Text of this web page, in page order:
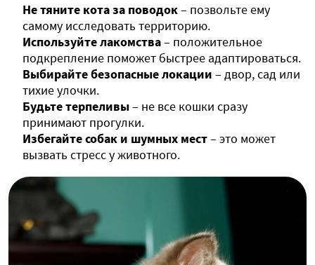
Не тяните кота за поводок– позвольте ему
самому исследовать территорию.
Используйте лакомства– положительное
подкрепление поможет быстрее адаптироваться.
Выбирайте безопасные локации – двор, сад или
тихие улочки.
Будьте терпеливы– не все кошки сразу
принимают прогулки.
Избегайте собак и шумных мест– это может
вызвать стресс у животного.